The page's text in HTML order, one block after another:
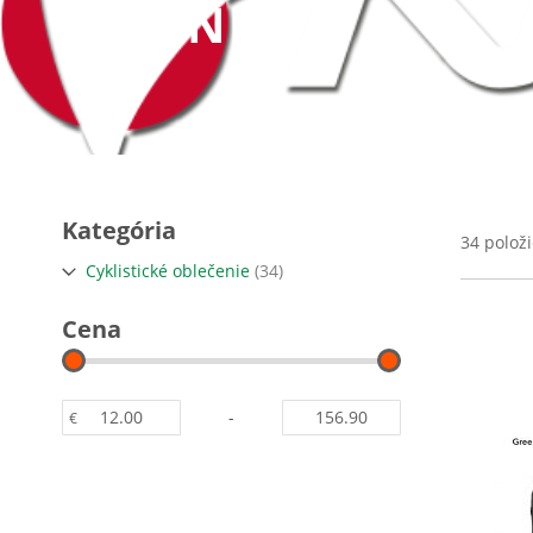
NALINI
34
Kategória
Cyklistické oblečenie 34položky
Cena
€ -